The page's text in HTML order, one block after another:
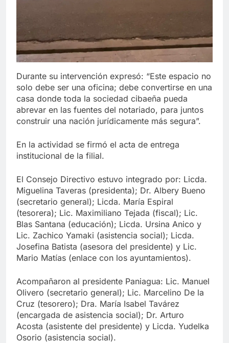
Durante su intervención expresó: “Este espacio no
solo debe ser una oficina; debe convertirse en una
casa donde toda la sociedad cibaeña pueda
abrevar en las fuentes del notariado, para juntos
construir una nación jurídicamente más segura”.
En la actividad se firmó el acta de entrega
institucional de la filial.
El Consejo Directivo estuvo integrado por: Licda.
Miguelina Taveras (presidenta); Dr. Albery Bueno
(secretario general); Licda. María Espiral
(tesorera); Lic. Maximiliano Tejada (fiscal); Lic.
Blas Santana (educación); Licda. Ursina Anico y
Lic. Zachico Yamaki (asistencia social); Licda.
Josefina Batista (asesora del presidente) y Lic.
Mario Matías (enlace con los ayuntamientos).
Acompañaron al presidente Paniagua: Lic. Manuel
Olivero (secretario general); Lic. Marcelino De la
Cruz (tesorero); Dra. María Isabel Tavárez
(encargada de asistencia social); Dr. Arturo
Acosta (asistente del presidente) y Licda. Yudelka
Osorio (asistencia social).